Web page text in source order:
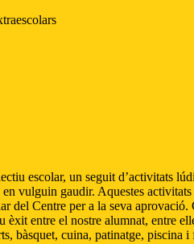
escolar, un seguit d’activitats
vulguin gaudir. Aquestes activitats
del Centre per a la seva aprovació.
èxit entre el nostre alumnat, entre
bàsquet, cuina, patinatge, piscina i